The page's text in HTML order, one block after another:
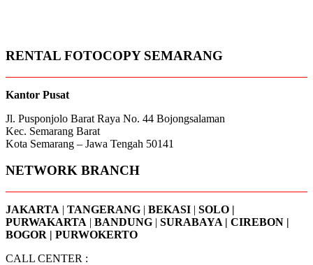
RENTAL FOTOCOPY SEMARANG
Kantor Pusat
Jl. Pusponjolo Barat Raya No. 44 Bojongsalaman
Kec. Semarang Barat
Kota Semarang – Jawa Tengah 50141
NETWORK BRANCH
JAKARTA | TANGERANG | BEKASI | SOLO |
PURWAKARTA | BANDUNG | SURABAYA | CIREBON |
BOGOR | PURWOKERTO
CALL CENTER :